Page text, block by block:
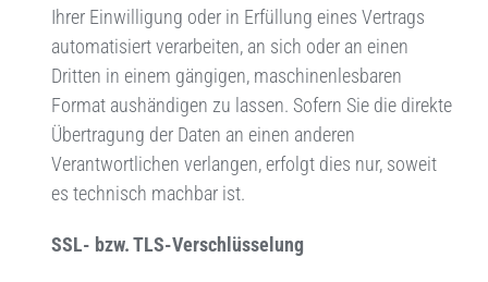
Ihrer Einwilligung oder in Erfüllung eines Vertrags
automatisiert verarbeiten, an sich oder an einen
Dritten in einem gängigen, maschinenlesbaren
Format aushändigen zu lassen. Sofern Sie die direkte
Übertragung der Daten an einen anderen
Verantwortlichen verlangen, erfolgt dies nur, soweit
es technisch machbar ist.
SSL- bzw. TLS-Verschlüsselung